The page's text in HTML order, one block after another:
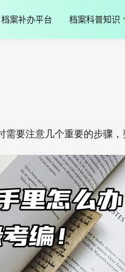
档案补办平台 档案科普知识
要注意几个重要的步骤